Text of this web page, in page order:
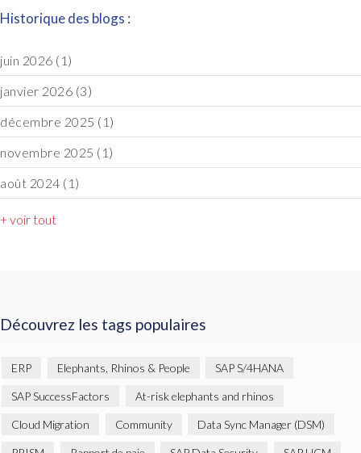
Historique des blogs :
juin 2026 (1)
janvier 2026 (3)
décembre 2025 (1)
novembre 2025 (1)
août 2024 (1)
+ voir tout
Découvrez les tags populaires
ERP Elephants, Rhinos & People SAP S/4HANA
SAP SuccessFactors At-risk elephants and rhinos
Cloud Migration Community Data Sync Manager (DSM)